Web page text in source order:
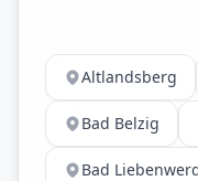
Altlandsberg
Bad Belzig
Bad